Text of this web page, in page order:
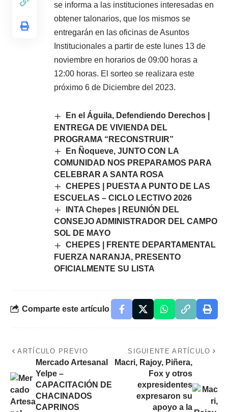
se informa a las instituciones interesadas en
obtener talonarios, que los mismos se
entregarán en las oficinas de Asuntos
Institucionales a partir de este lunes 13 de
noviembre en horarios de 09:00 horas a
12:00 horas. El sorteo se realizara este
próximo 6 de Diciembre del 2023.
En el Águila, Defendiendo Derechos |
ENTREGA DE VIVIENDA DEL
PROGRAMA “RECONSTRUIR”
En Ñoqueve, JUNTO CON LA
COMUNIDAD NOS PREPARAMOS PARA
CELEBRAR A SANTA ROSA
CHEPES | PUESTA A PUNTO DE LAS
ESCUELAS – CICLO LECTIVO 2026
INTA Chepes | REUNIÓN DEL
CONSEJO ADMINISTRADOR DEL CAMPO
SOL DE MAYO
CHEPES | FRENTE DEPARTAMENTAL
FUERZA NARANJA, PRESENTO
OFICIALMENTE SU LISTA
Comparte este artículo
ARTÍCULO PREVIO
Mercado Artesanal
Yelpe –
CAPACITACIÓN DE
CHACINADOS
CAPRINOS
SIGUIENTE ARTÍCULO
Macri, Rajoy, Piñera,
Fox y otros
expresidentes
expresaron su
apoyo a la